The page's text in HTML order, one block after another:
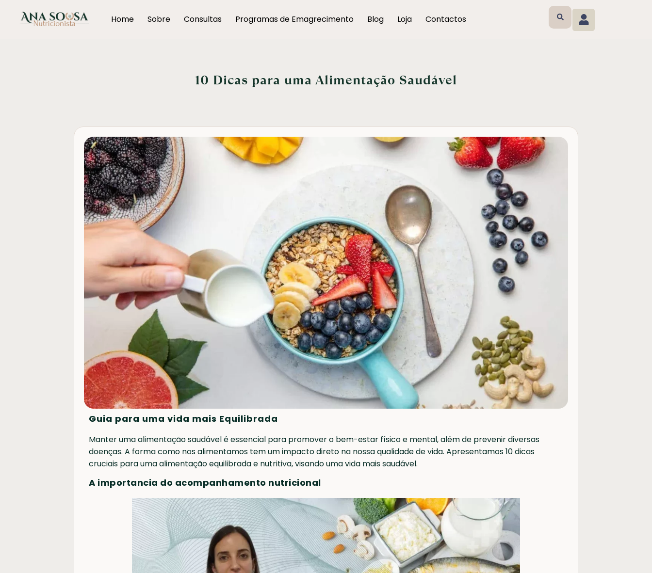
Home Sobre Consultas Programas de Emagrecimento Blog Loja Contactos
10 Dicas para uma Alimentação Saudável
Guia para uma vida mais Equilibrada
Manter uma alimentação saudável é essencial para promover o bem-estar físico e mental, além de prevenir diversas
doenças. A forma como nos alimentamos tem um impacto direto na nossa qualidade de vida. Apresentamos 10 dicas
cruciais para uma alimentação equilibrada e nutritiva, visando uma vida mais saudável.
A importancia do acompanhamento nutricional